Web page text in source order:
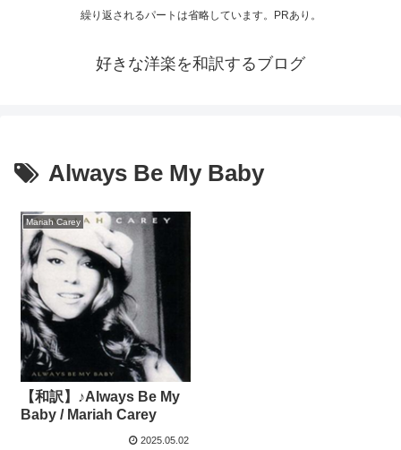
繰り返されるパートは省略しています。PRあり。
好きな洋楽を和訳するブログ
Always Be My Baby
Mariah Carey
【和訳】♪Always Be My
Baby / Mariah Carey
2025.05.02